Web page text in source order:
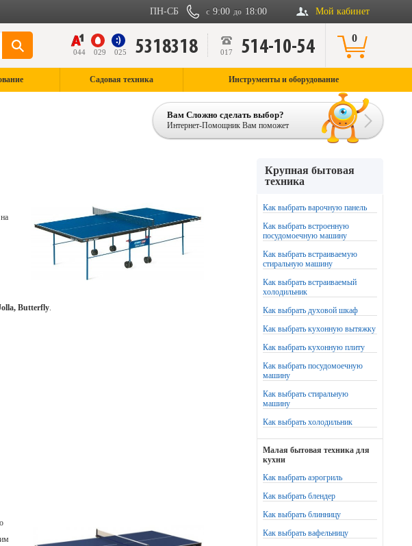
Мой кабинет
с 9:00 до 18:00
ПН-СБ
044 029 025 5318318 017 514-10-54 0
Садовая техника Инструменты и оборудование
Вам Сложно сделать выбор?
Интернет-Помощник Вам поможет
Butterfly.
Крупная бытовая
техника
Как выбрать варочную панель
Как выбрать встроенную
посудомоечную машину
Как выбрать встраиваемую
стиральную машину
Как выбрать встраиваемый
холодильник
Как выбрать духовой шкаф
Как выбрать кухонную вытяжку
Как выбрать кухонную плиту
Как выбрать посудомоечную
машину
Как выбрать стиральную
машину
Как выбрать холодильник
Малая бытовая техника для
кухни
Как выбрать аэрогриль
Как выбрать блендер
Как выбрать блинницу
Как выбрать вафельницу